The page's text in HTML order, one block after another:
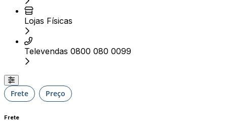
Lojas Físicas
Televendas 0800 080 0099
Frete Preço
Frete